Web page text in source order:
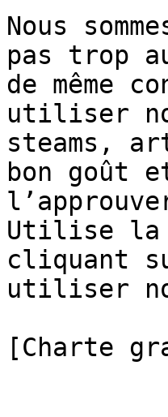
Nous
pas trop
de même
utiliser
steams,
bon goût
Utilise la
cliquant
utiliser